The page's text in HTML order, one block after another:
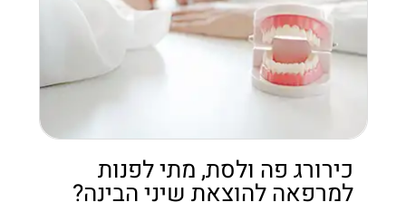
כירורג פה ולסת, מתי לפנות
למרפאה להוצאת שיני הבינה?